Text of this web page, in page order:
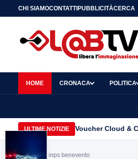
CHI SIAMOCONTATTIPUBBLICITÀCERCA
HOME CRONACA POLITICA
ULTIME NOTIZIE Voucher Cloud &
Home> ex inps benevento